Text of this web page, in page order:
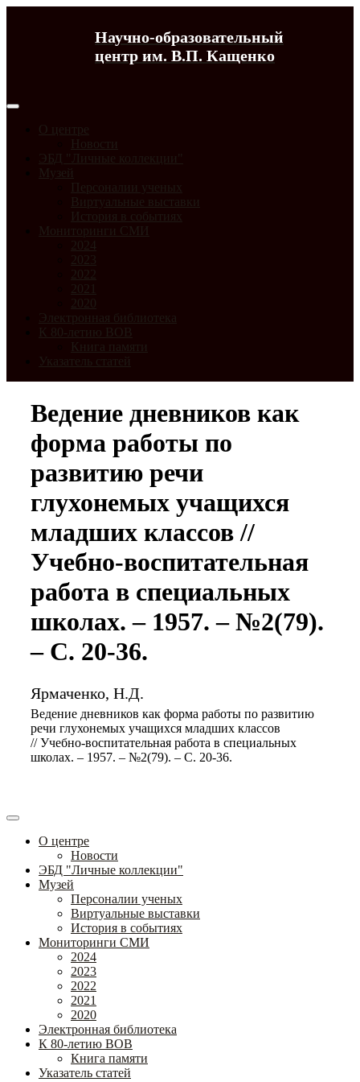
Научно-образовательный
центр им. В.П. Кащенко
О центре
Новости
ЭБД "Личные коллекции"
Музей
Персоналии ученых
Виртуальные выставки
История в событиях
Мониторинги СМИ
2024
2023
2022
2021
2020
Электронная библиотека
К 80-летию ВОВ
Книга памяти
Указатель статей
Ведение дневников как
форма работы по
развитию речи
глухонемых учащихся
младших классов //
Учебно-воспитательная
работа в специальных
школах. – 1957. – №2(79).
– С. 20-36.
Ярмаченко, Н.Д.
Ведение дневников как форма работы по развитию
речи глухонемых учащихся младших классов
// Учебно-воспитательная работа в специальных
школах. – 1957. – №2(79). – С. 20-36.
О центре
Новости
ЭБД "Личные коллекции"
Музей
Персоналии ученых
Виртуальные выставки
История в событиях
Мониторинги СМИ
2024
2023
2022
2021
2020
Электронная библиотека
К 80-летию ВОВ
Книга памяти
Указатель статей